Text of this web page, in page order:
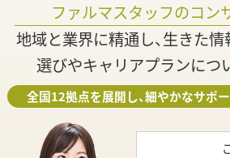
ファルマスタッフのコン
地域と業界に精通し、生きた
選びやキャリアプランにつ
全国12拠点を展開し、細やかなサポ